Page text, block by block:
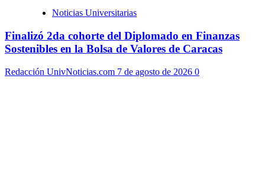
Noticias Universitarias
Finalizó 2da cohorte del Diplomado en Finanzas
Sostenibles en la Bolsa de Valores de Caracas
Redacción UnivNoticias.com 7 de agosto de 2026 0